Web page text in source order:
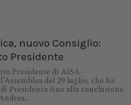
nuovo Consiglio:
Presidente
Presidente di AISA-
del 29 luglio, che ha
Presidenza fino alla conclusione